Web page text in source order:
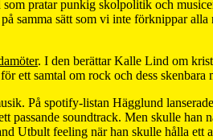
pratar punkig skolpolitik och
samma sätt som vi inte förknippar
. I den berättar Kalle Lind om
ett samtal om rock och dess skenbara
På spotify-listan Hägglund
soundtrack. Men skulle han
Utbult feeling när han skulle hålla ett